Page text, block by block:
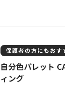
保護者の方にもおす
自分色パレット
ィング